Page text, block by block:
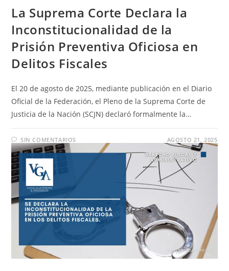
La Suprema Corte Declara la
Inconstitucionalidad de la
Prisión Preventiva Oficiosa en
Delitos Fiscales
El 20 de agosto de 2025, mediante publicación en el Diario
Oficial de la Federación, el Pleno de la Suprema Corte de
Justicia de la Nación (SCJN) declaró formalmente la…
SIN COMENTARIOS AGOSTO 21, 2025